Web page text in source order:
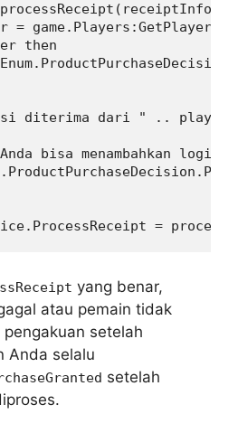
=
then
diterima dari " ..
bisa menambahkan logika
yang benar,
atau pemain tidak
setelah
Anda selalu
setelah